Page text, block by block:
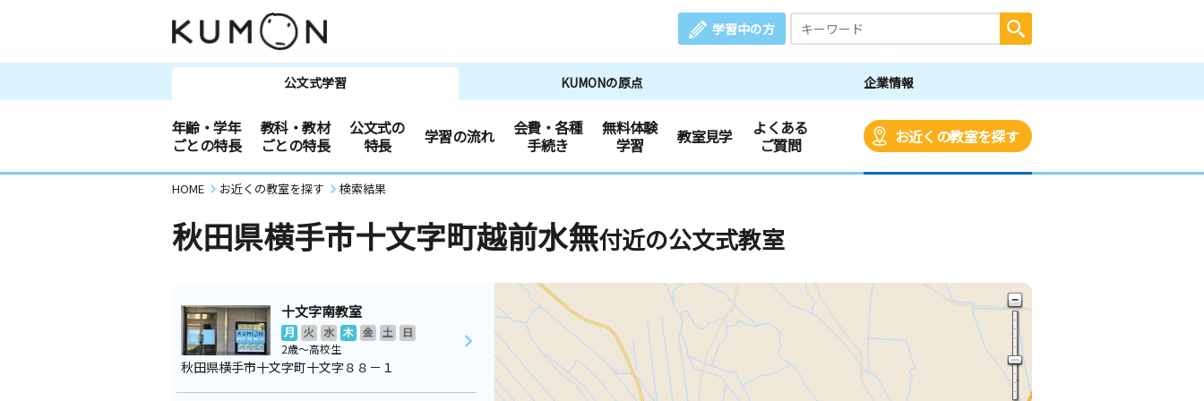
学習中の方
公文式学習 KUMONの原点 企業情報
年齢・学年
ごとの特長
教科・教材
ごとの特長
公文式の
特長
学習の流れ
会費・各種
手続き
無料体験
学習
教室見学
よくある
ご質問
お近くの教室を探す
HOME お近くの教室を探す 検索結果
秋田県横手市十文字町越前水無付近の公文式教室
十文字南教室
月 火 水 木 金 土
日
2歳～高校生
秋田県横手市十文字町十文字８８－１